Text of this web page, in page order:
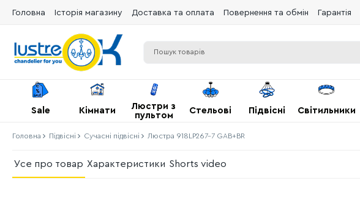
Головна Історія магазину Доставка та оплата Повернення та обмін Гарантія
Sale Кімнати
Люстри з
пультом
Стельові Підвісні Світильники
Головна Підвісні Сучасні підвісні Люстра 918LP267-7 GAB+BR
Усе про товар Характеристики Shorts video